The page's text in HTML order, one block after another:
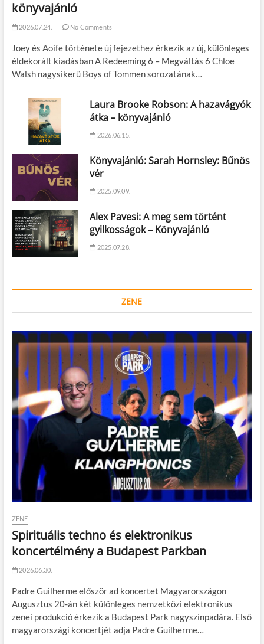
könyvajánló
2026.07.24. No Comments
Joey és Aoife története új fejezethez érkezik az új, különleges
éldekorált kiadásban A Redeeming 6 – Megváltás 6 Chloe
Walsh nagysikerű Boys of Tommen sorozatának…
Laura Brooke Robson: A hazavágyók
átka – könyvajánló
2026.06.15.
Könyvajánló: Sarah Hornsley: Bűnös
vér
2025.09.09.
Alex Pavesi: A meg sem történt
gyilkosságok – Könyvajánló
2025.07.28.
ZENE
ZENE
Spirituális techno és elektronikus
koncertélmény a Budapest Parkban
2026.06.30.
Padre Guilherme először ad koncertet Magyarországon
Augusztus 20-án két különleges nemzetközi elektronikus
zenei produkció érkezik a Budapest Park nagyszínpadára. Első
magyarországi koncertjét adja Padre Guilherme…